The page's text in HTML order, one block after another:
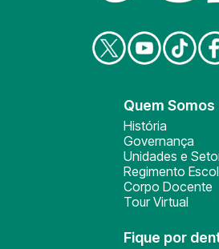
Quem Somos
História
Governança
Unidades e
Regimento
Corpo Docente
Tour Virtual
Fique por